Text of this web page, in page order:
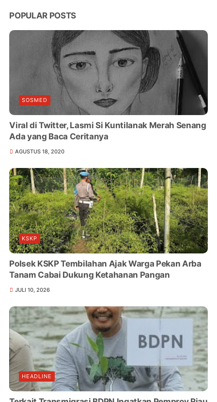
POPULAR POSTS
SOSMED
Viral di Twitter, Lasmi Si Kuntilanak Merah Senang
Ada yang Baca Ceritanya
AGUSTUS 18, 2020
KSKP
Polsek KSKP Tembilahan Ajak Warga Pekan Arba
Tanam Cabai Dukung Ketahanan Pangan
JULI 10, 2026
HEADLINE